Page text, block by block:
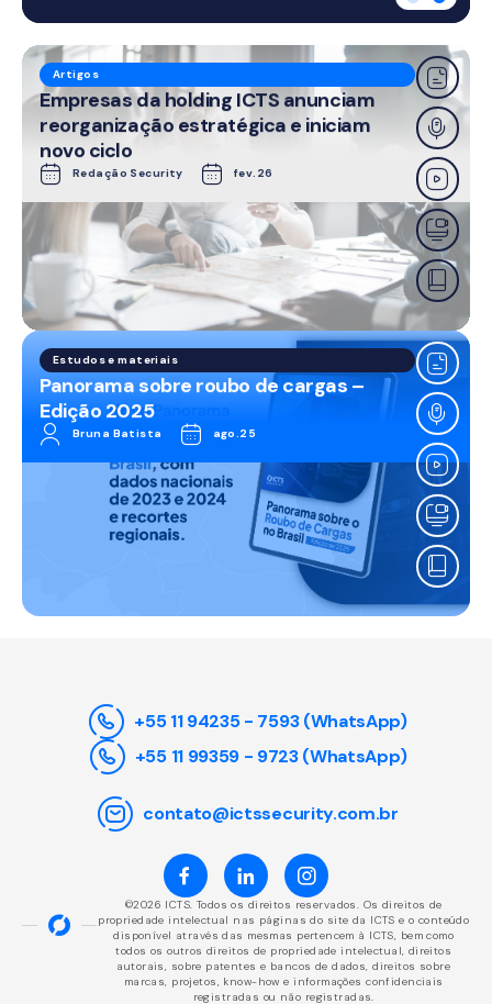
Artigos
Empresas da holding ICTS anunciam
reorganização estratégica e iniciam
novo ciclo
Redação Security fev.26
Estudos e materiais
Panorama sobre roubo de cargas –
Edição 2025
Bruna Batista ago.25
+55 11 94235 - 7593 (WhatsApp)
+55 11 99359 - 9723 (WhatsApp)
contato@ictssecurity.com.br
©2026 ICTS. Todos os direitos reservados. Os direitos de
propriedade intelectual nas páginas do site da ICTS e o conteúdo
disponível através das mesmas pertencem à ICTS, bem como
todos os outros direitos de propriedade intelectual, direitos
autorais, sobre patentes e bancos de dados, direitos sobre
marcas, projetos, know-how e informações confidenciais
registradas ou não registradas.